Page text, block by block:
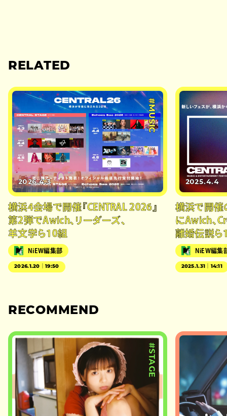
RELATED
#MUSIC
2026.4.3
横浜4会場で開催『CENTRAL 2026』
第2弾でAwich、リーダーズ、
羊文学ら10組
NiEW編集部
2026.1.20｜19:50
2025.4.4
横浜で開催
にAwich、
離婚伝説ら
NiEW編集
2025.1.31｜14:11
RECOMMEND
#STAGE